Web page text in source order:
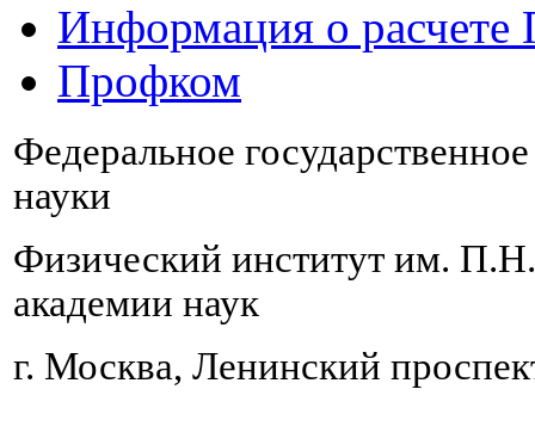
Информация о
Профком
Федеральное
науки
Физический институт им.
академии наук
г. Москва, Ленинский